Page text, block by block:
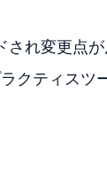
れ変更点が
クティスツ